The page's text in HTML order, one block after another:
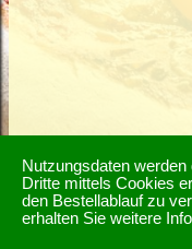
Nutzungsdaten
Dritte mittels Cookies
den Bestellablauf zu
erhalten Sie weitere